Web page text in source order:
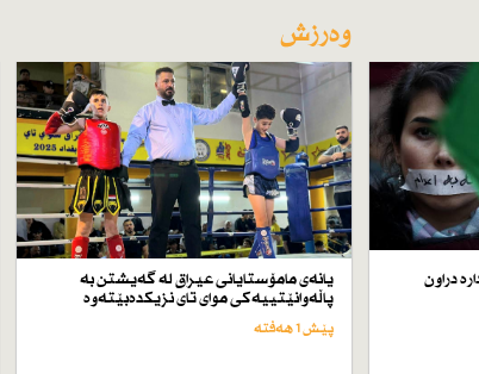
وەرزش
یانەی مامۆستایانی عیراق لە گەیشتن بە
پاڵەوانێتییەكی موای تای نزیكدەبێتەوە
پێش 1 هەفتە